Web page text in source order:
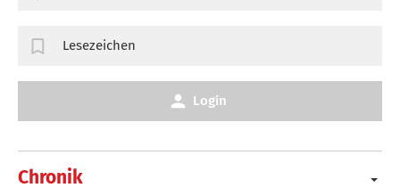
Chronik
Lesezeichen
Login